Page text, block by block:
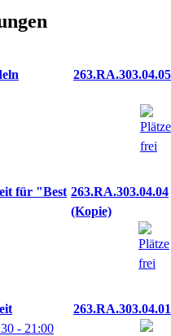
263.RA.303.04.05
für "Best 263.RA.303.04.04
(Kopie)
263.RA.303.04.01
- 21:00